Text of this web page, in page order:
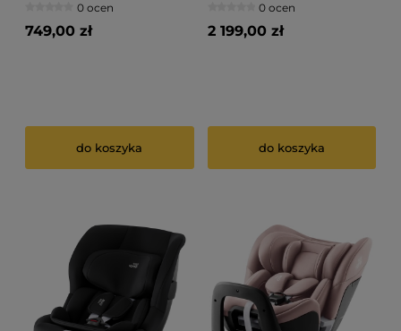
0 ocen
749,00 zł
do koszyka
0 ocen
2 199,00 zł
do koszyka